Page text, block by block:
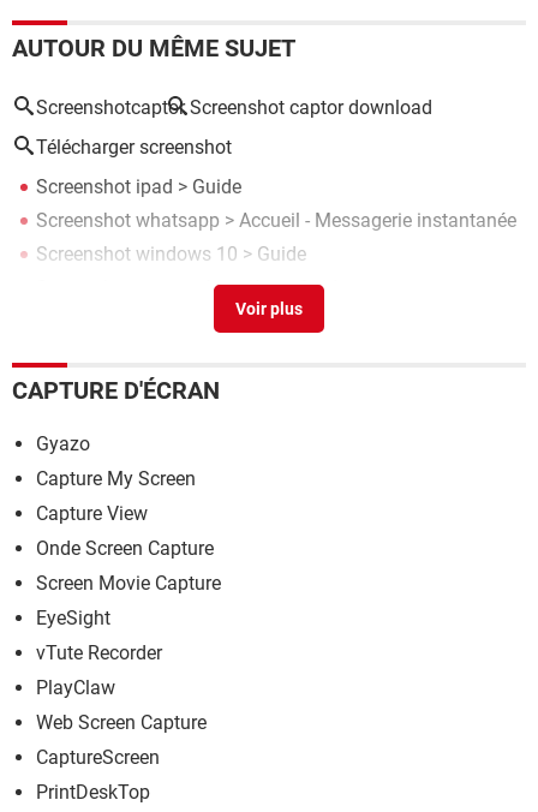
AUTOUR DU MÊME SUJET
Screenshotcaptor Screenshot captor download
Télécharger screenshot
Screenshot ipad > Guide
Screenshot whatsapp > Accueil - Messagerie instantanée
Screenshot windows 10 > Guide
Screenshot page web entière> Guide
> Guide
CAPTURE D'ÉCRAN
Gyazo
Capture My Screen
Capture View
Onde Screen Capture
Screen Movie Capture
EyeSight
vTute Recorder
PlayClaw
Web Screen Capture
CaptureScreen
PrintDeskTop